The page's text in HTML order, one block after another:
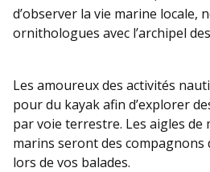
d’observer la vie marine locale,
ornithologues avec l’archipel
Les amoureux des activités
pour du kayak afin d’explorer
par voie terrestre. Les aigles de
marins seront des
lors de vos balades.